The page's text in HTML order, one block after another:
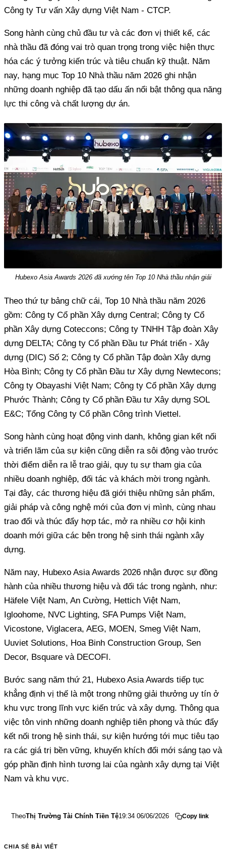
Công ty Tư vấn Xây dựng Việt Nam - CTCP.
Song hành cùng chủ đầu tư và các đơn vị thiết kế, các
nhà thầu đã đóng vai trò quan trọng trong việc hiện thực
hóa các ý tưởng kiến trúc và tiêu chuẩn kỹ thuật. Năm
nay, hạng mục Top 10 Nhà thầu năm 2026 ghi nhận
những doanh nghiệp đã tạo dấu ấn nổi bật thông qua năng
lực thi công và chất lượng dự án.
Hubexo Asia Awards 2026 đã xướng tên Top 10 Nhà thầu nhận giải
Theo thứ tự bảng chữ cái, Top 10 Nhà thầu năm 2026
gồm: Công ty Cổ phần Xây dựng Central; Công ty Cổ
phần Xây dựng Coteccons; Công ty TNHH Tập đoàn Xây
dựng DELTA; Công ty Cổ phần Đầu tư Phát triển - Xây
dựng (DIC) Số 2; Công ty Cổ phần Tập đoàn Xây dựng
Hòa Bình; Công ty Cổ phần Đầu tư Xây dựng Newtecons;
Công ty Obayashi Việt Nam; Công ty Cổ phần Xây dựng
Phước Thành; Công ty Cổ phần Đầu tư Xây dựng SOL
E&C; Tổng Công ty Cổ phần Công trình Viettel.
Song hành cùng hoạt động vinh danh, không gian kết nối
và triển lãm của sự kiện cũng diễn ra sôi động vào trước
thời điểm diễn ra lễ trao giải, quy tụ sự tham gia của
nhiều doanh nghiệp, đối tác và khách mời trong ngành.
Tại đây, các thương hiệu đã giới thiệu những sản phẩm,
giải pháp và công nghệ mới của đơn vị mình, cùng nhau
trao đổi và thúc đẩy hợp tác, mở ra nhiều cơ hội kinh
doanh mới giữa các bên trong hệ sinh thái ngành xây
dựng.
Năm nay, Hubexo Asia Awards 2026 nhận được sự đồng
hành của nhiều thương hiệu và đối tác trong ngành, như:
Häfele Việt Nam, An Cường, Hettich Việt Nam,
Igloohome, NVC Lighting, SFA Pumps Việt Nam,
Vicostone, Viglacera, AEG, MOEN, Smeg Việt Nam,
Uuviet Solutions, Hoa Binh Construction Group, Sen
Decor, Bsquare và DECOFI.
Bước sang năm thứ 21, Hubexo Asia Awards tiếp tục
khẳng định vị thế là một trong những giải thưởng uy tín ở
khu vực trong lĩnh vực kiến trúc và xây dựng. Thông qua
việc tôn vinh những doanh nghiệp tiên phong và thúc đẩy
kết nối trong hệ sinh thái, sự kiện hướng tới mục tiêu tạo
ra các giá trị bền vững, khuyến khích đổi mới sáng tạo và
góp phần định hình tương lai của ngành xây dựng tại Việt
Nam và khu vực.
TheoThị Trường Tài Chính Tiền Tệ19:34 06/06/2026 Copy link
CHIA SẺ BÀI VIẾT